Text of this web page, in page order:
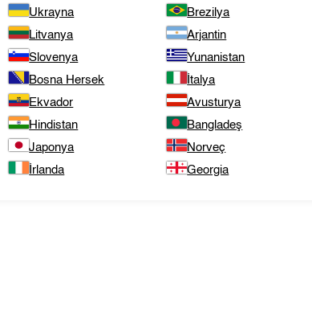
Ukrayna
Brezilya
Litvanya
Arjantin
Slovenya
Yunanistan
Bosna Hersek
İtalya
Ekvador
Avusturya
Hindistan
Bangladeş
Japonya
Norveç
İrlanda
Georgia